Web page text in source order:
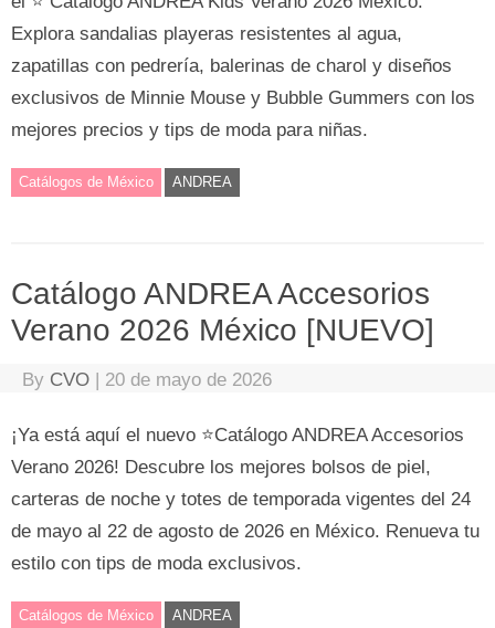
Explora sandalias playeras resistentes al agua,
zapatillas con pedrería, balerinas de charol y diseños
exclusivos de Minnie Mouse y Bubble Gummers con los
mejores precios y tips de moda para niñas.
Catálogos de México ANDREA
Catálogo ANDREA Accesorios
Verano 2026 México [NUEVO]
By CVO | 20 de mayo de 2026
¡Ya está aquí el nuevo ⭐Catálogo ANDREA Accesorios
Verano 2026! Descubre los mejores bolsos de piel,
carteras de noche y totes de temporada vigentes del 24
de mayo al 22 de agosto de 2026 en México. Renueva tu
estilo con tips de moda exclusivos.
Catálogos de México ANDREA